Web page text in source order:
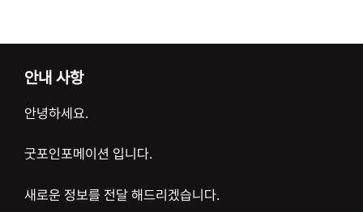
안내 사항
안녕하세요.
굿포인포메이션 입니다.
새로운 정보를 전달 해드리겠습니다.